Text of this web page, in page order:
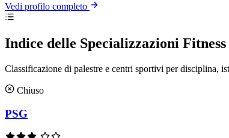
Vedi profilo completo
Indice delle Specializzazioni Fitness
Classificazione di palestre e centri sportivi per disciplina,
Chiuso
PSG